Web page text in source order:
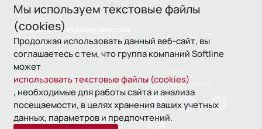
Мы используем текстовые файлы
(cookies)
Продолжая использовать данный веб-сайт, вы
соглашаетесь с тем, что группа компаний Softline
может
использовать текстовые файлы (cookies)
, необходимые для работы сайта и анализа
посещаемости, в целях хранения ваших учетных
данных, параметров и предпочтений.
Связаться с отделом качества
© 1993—2026 Softline
использования
Политика
конфиденциальности